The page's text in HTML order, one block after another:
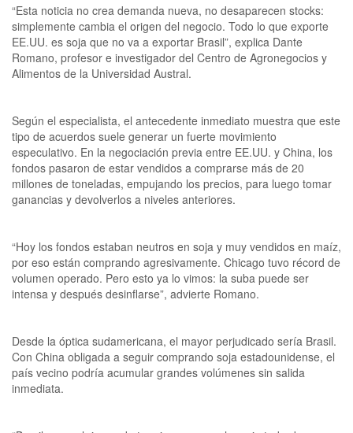
“Esta noticia no crea demanda nueva, no desaparecen stocks:
simplemente cambia el origen del negocio. Todo lo que exporte
EE.UU. es soja que no va a exportar Brasil”, explica Dante
Romano, profesor e investigador del Centro de Agronegocios y
Alimentos de la Universidad Austral.
Según el especialista, el antecedente inmediato muestra que este
tipo de acuerdos suele generar un fuerte movimiento
especulativo. En la negociación previa entre EE.UU. y China, los
fondos pasaron de estar vendidos a comprarse más de 20
millones de toneladas, empujando los precios, para luego tomar
ganancias y devolverlos a niveles anteriores.
“Hoy los fondos estaban neutros en soja y muy vendidos en maíz,
por eso están comprando agresivamente. Chicago tuvo récord de
volumen operado. Pero esto ya lo vimos: la suba puede ser
intensa y después desinflarse”, advierte Romano.
Desde la óptica sudamericana, el mayor perjudicado sería Brasil.
Con China obligada a seguir comprando soja estadounidense, el
país vecino podría acumular grandes volúmenes sin salida
inmediata.